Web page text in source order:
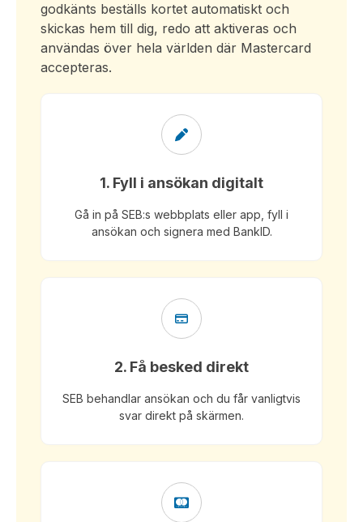
godkänts beställs kortet automatiskt och
skickas hem till dig, redo att aktiveras och
användas över hela världen där Mastercard
accepteras.
1. Fyll i ansökan digitalt
Gå in på SEB:s webbplats eller app, fyll i
ansökan och signera med BankID.
2. Få besked direkt
SEB behandlar ansökan och du får vanligtvis
svar direkt på skärmen.